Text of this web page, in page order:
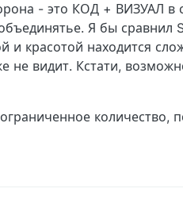
- это КОД + ВИЗУАЛ в
Я бы сравнил
и красотой находится
не видит. Кстати,
количество,